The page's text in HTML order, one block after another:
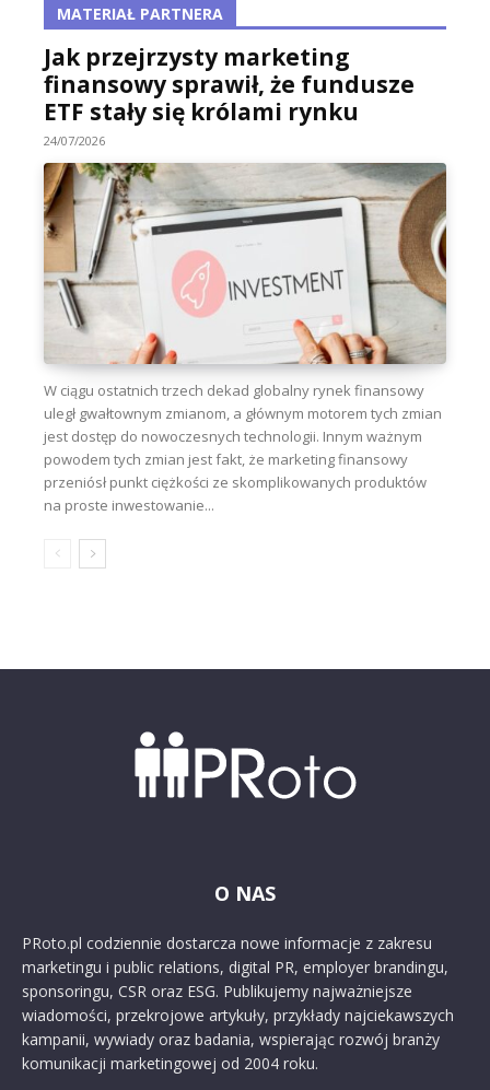
MATERIAŁ PARTNERA
Jak przejrzysty marketing
finansowy sprawił, że fundusze
ETF stały się królami rynku
24/07/2026
W ciągu ostatnich trzech dekad globalny rynek finansowy
uległ gwałtownym zmianom, a głównym motorem tych zmian
jest dostęp do nowoczesnych technologii. Innym ważnym
powodem tych zmian jest fakt, że marketing finansowy
przeniósł punkt ciężkości ze skomplikowanych produktów
na proste inwestowanie...
O NAS
PRoto.pl codziennie dostarcza nowe informacje z zakresu
marketingu i public relations, digital PR, employer brandingu,
sponsoringu, CSR oraz ESG. Publikujemy najważniejsze
wiadomości, przekrojowe artykuły, przykłady najciekawszych
kampanii, wywiady oraz badania, wspierając rozwój branży
komunikacji marketingowej od 2004 roku.